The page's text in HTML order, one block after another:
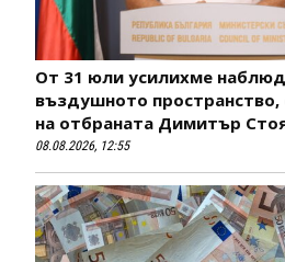
От 31 юли усилихме
въздушното
на отбраната Димитър
08.08.2026, 12:55